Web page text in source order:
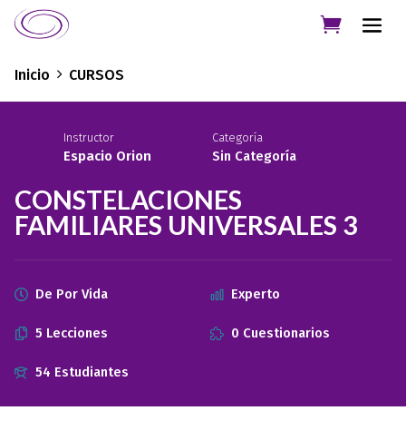
Inicio CURSOS
Instructor
Espacio Orion
Categoría
Sin Categoría
CONSTELACIONES
FAMILIARES UNIVERSALES 3
De Por Vida Experto
5 Lecciones 0 Cuestionarios
54 Estudiantes